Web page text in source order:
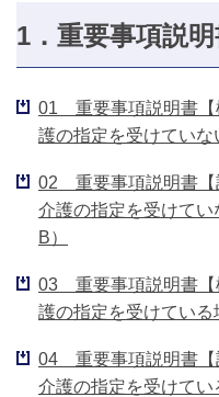
1．重要事項説
01 重要事項説明書【
護の指定を受けていな
02 重要事項説明書【
介護の指定を受けて
B）
03 重要事項説明書【
護の指定を受けている
04 重要事項説明書【
介護の指定を受けてい